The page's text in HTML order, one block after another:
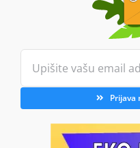
Prijava